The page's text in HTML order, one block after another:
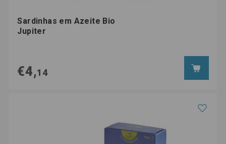
Sardinhas em Azeite Bio
Jupiter
€4,14